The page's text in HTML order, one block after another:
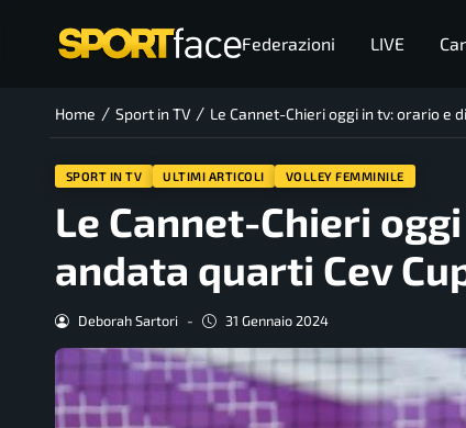
Federazioni LIVE
Home / Sport in TV / Le Cannet-Chieri oggi in tv: orario e
SPORT IN TV ULTIMI ARTICOLI VOLLEY FEMMINILE
Le Cannet-Chieri
andata quarti Cev
Deborah Sartori - 31 Gennaio 2024